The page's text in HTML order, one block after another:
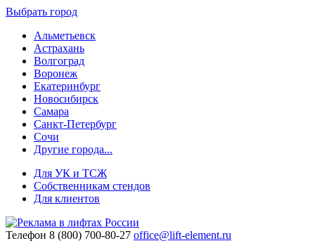
Выбрать город
Альметьевск
Астрахань
Волгоград
Воронеж
Екатеринбург
Новосибирск
Самара
Санкт-Петербург
Сочи
Другие города...
Для УК и ТСЖ
Собственникам стендов
Для клиентов
Телефон 8 (800) 700-80-27 office@lift-element.ru